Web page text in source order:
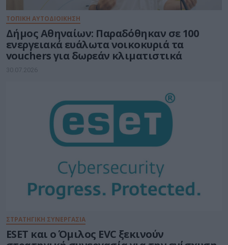
ΤΟΠΙΚΗ ΑΥΤΟΔΙΟΙΚΗΣΗ
Δήμος Αθηναίων: Παραδόθηκαν σε 100
ενεργειακά ευάλωτα νοικοκυριά τα
vouchers για δωρεάν κλιματιστικά
30.07.2026
ΣΤΡΑΤΗΓΙΚΗ ΣΥΝΕΡΓΑΣΙΑ
ESET και ο Όμιλος EVC ξεκινούν